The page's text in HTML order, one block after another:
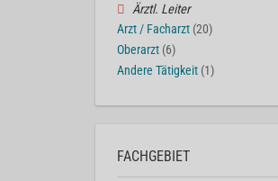
Ärztl. Leiter
Arzt / Facharzt (20)
Oberarzt (6)
Andere Tätigkeit (1)
FACHGEBIET